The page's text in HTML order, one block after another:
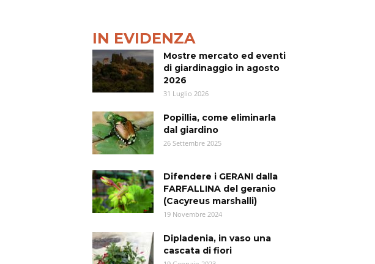
IN EVIDENZA
Mostre mercato ed eventi
di giardinaggio in agosto
2026
31 Luglio 2026
Popillia, come eliminarla
dal giardino
26 Settembre 2025
Difendere i GERANI dalla
FARFALLINA del geranio
(Cacyreus marshalli)
19 Novembre 2024
Dipladenia, in vaso una
cascata di fiori